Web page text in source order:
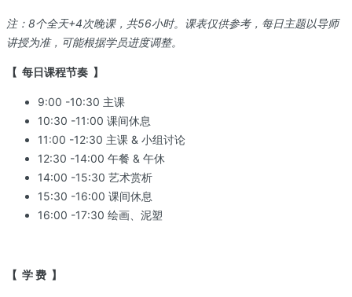
注：8个全天+4次晚课，共56小时。课表仅供参考，每日主题以导师
讲授为准，可能根据学员进度调整。
【 每日课程节奏 】
9:00 -10:30 主课
10:30 -11:00 课间休息
11:00 -12:30 主课 & 小组讨论
12:30 -14:00 午餐 & 午休
14:00 -15:30 艺术赏析
15:30 -16:00 课间休息
16:00 -17:30 绘画、泥塑
【 学 费 】